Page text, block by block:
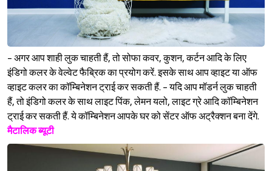
- अगर आप शाही लुक चाहती हैं, तो सोफा कवर, कुशन, कर्टन आदि के लिए
इंडिगो कलर के वेल्वेट फैब्रिक का प्रयोग करें. इसके साथ आप व्हाइट या ऑफ
व्हाइट कलर का कॉम्बिनेशन ट्राई कर सकती हैं. - यदि आप मॉडर्न लुक चाहती
हैं, तो इंडिगो कलर के साथ लाइट पिंक, लेमन यलो, लाइट ग्रे आदि कॉम्बिनेशन
ट्राई कर सकती हैं. ये कॉम्बिनेशन आपके घर को सेंटर ऑफ अट्रैक्शन बना देंगे.
मैटालिक ब्यूटी